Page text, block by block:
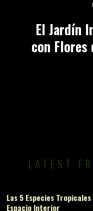
El Jardín
con Flores
LATEST
Las 5 Especies
Espacio Interior